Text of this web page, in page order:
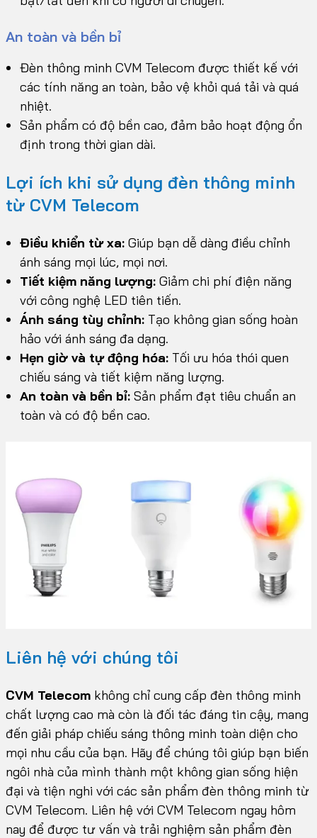
An toàn và bền bỉ
Đèn thông minh CVM Telecom được thiết kế với
các tính năng an toàn, bảo vệ khỏi quá tải và quá
nhiệt.
Sản phẩm có độ bền cao, đảm bảo hoạt động ổn
định trong thời gian dài.
Lợi ích khi sử dụng đèn thông minh
từ CVM Telecom
Điều khiển từ xa: Giúp bạn dễ dàng điều chỉnh
ánh sáng mọi lúc, mọi nơi.
Tiết kiệm năng lượng: Giảm chi phí điện năng
với công nghệ LED tiên tiến.
Ánh sáng tùy chỉnh: Tạo không gian sống hoàn
hảo với ánh sáng đa dạng.
Hẹn giờ và tự động hóa: Tối ưu hóa thói quen
chiếu sáng và tiết kiệm năng lượng.
An toàn và bền bỉ: Sản phẩm đạt tiêu chuẩn an
toàn và có độ bền cao.
Liên hệ với chúng tôi
CVM Telecom không chỉ cung cấp đèn thông minh
chất lượng cao mà còn là đối tác đáng tin cậy, mang
đến giải pháp chiếu sáng thông minh toàn diện cho
mọi nhu cầu của bạn. Hãy để chúng tôi giúp bạn biến
ngôi nhà của mình thành một không gian sống hiện
đại và tiện nghi với các sản phẩm đèn thông minh từ
CVM Telecom. Liên hệ với CVM Telecom ngay hôm
nay để được tư vấn và trải nghiệm sản phẩm đèn